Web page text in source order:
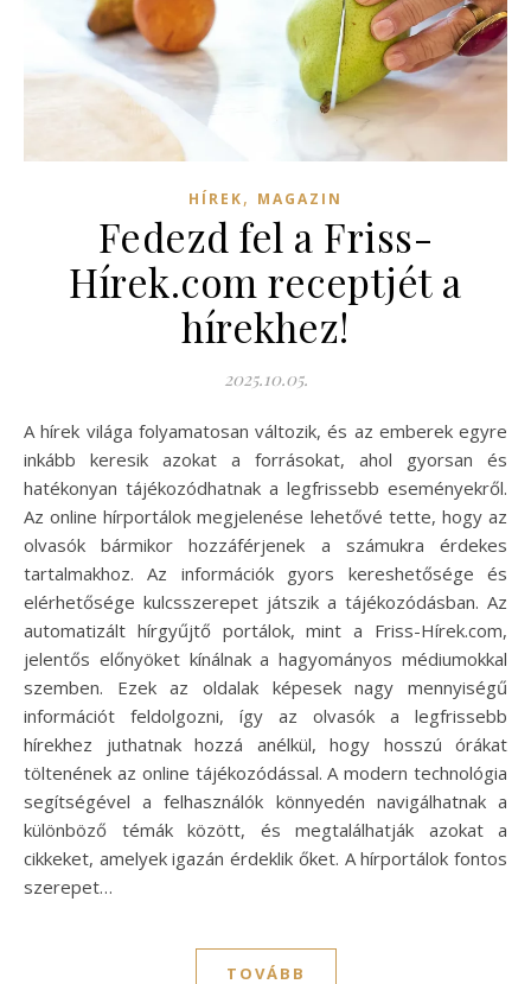
HÍREK, MAGAZIN
Fedezd fel a Friss-
Hírek.com receptjét a
hírekhez!
2025.10.05.
A hírek világa folyamatosan változik, és az emberek egyre
inkább keresik azokat a forrásokat, ahol gyorsan és
hatékonyan tájékozódhatnak a legfrissebb eseményekről.
Az online hírportálok megjelenése lehetővé tette, hogy az
olvasók bármikor hozzáférjenek a számukra érdekes
tartalmakhoz. Az információk gyors kereshetősége és
elérhetősége kulcsszerepet játszik a tájékozódásban. Az
automatizált hírgyűjtő portálok, mint a Friss-Hírek.com,
jelentős előnyöket kínálnak a hagyományos médiumokkal
szemben. Ezek az oldalak képesek nagy mennyiségű
információt feldolgozni, így az olvasók a legfrissebb
hírekhez juthatnak hozzá anélkül, hogy hosszú órákat
töltenének az online tájékozódással. A modern technológia
segítségével a felhasználók könnyedén navigálhatnak a
különböző témák között, és megtalálhatják azokat a
cikkeket, amelyek igazán érdeklik őket. A hírportálok fontos
szerepet…
TOVÁBB